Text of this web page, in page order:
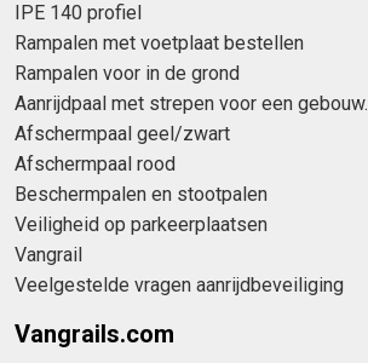
IPE 140 profiel
Rampalen met voetplaat bestellen
Rampalen voor in de grond
Aanrijdpaal met strepen voor een gebouw.
Afschermpaal geel/zwart
Afschermpaal rood
Beschermpalen en stootpalen
Veiligheid op parkeerplaatsen
Vangrail
Veelgestelde vragen aanrijdbeveiliging
Vangrails.com